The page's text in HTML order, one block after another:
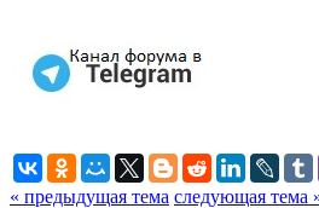
« предыдущая тема следующая тема